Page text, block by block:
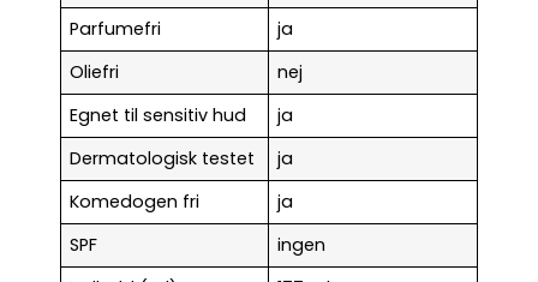
Parfumefri
ja
Oliefri
nej
Egnet til sensitiv hud
ja
Dermatologisk testet
ja
Komedogen fri
ja
SPF
ingen